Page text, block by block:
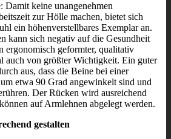
Damit keine unangenehmen
zur Hölle machen, bietet sich
ein höhenverstellbares Exemplar an.
kann sich negativ auf die Gesundheit
ergonomisch geformter, qualitativ
auch von größter Wichtigkeit. Ein guter
aus, dass die Beine bei einer
etwa 90 Grad angewinkelt sind und
Der Rücken wird ausreichend
auf Armlehnen abgelegt werden.
gestalten